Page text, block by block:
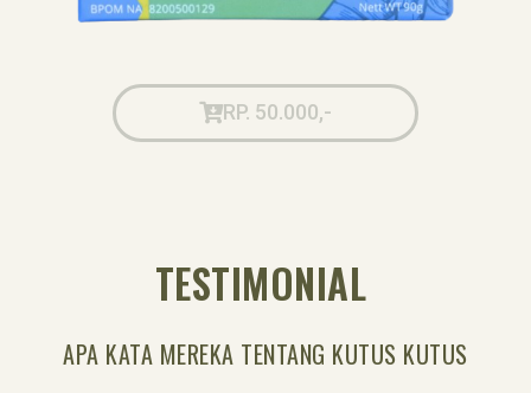
RP. 50.000,-
TESTIMONIAL
APA KATA MEREKA TENTANG KUTUS KUTUS